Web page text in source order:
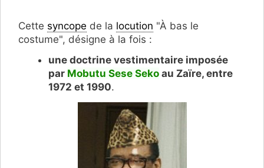
Cette syncope de la locution "À bas le
costume", désigne à la fois :
une doctrine vestimentaire imposée
par Mobutu Sese Seko au Zaïre, entre
1972 et 1990.